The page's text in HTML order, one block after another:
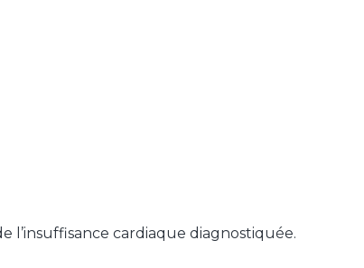
l’insuffisance cardiaque diagnostiquée.